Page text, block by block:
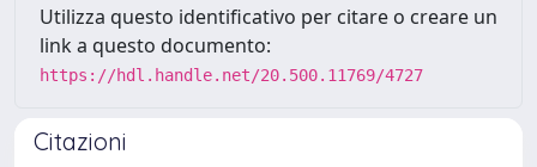
Utilizza questo identificativo per citare o creare un
link a questo documento:
https://hdl.handle.net/20.500.11769/4727
Citazioni